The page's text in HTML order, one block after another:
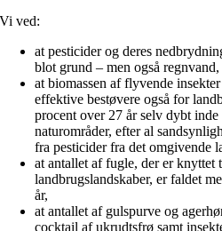
Vi ved:
at pesticider og deres
blot grund – men også regnvand,
at biomassen af flyvende
effektive bestøvere også for
procent over 27 år selv dybt
naturområder, efter al
fra pesticider fra det omgivende
at antallet af fugle, der er knyttet
landbrugslandskaber, er faldet
år,
at antallet af gulspurve og
cocktail af ukrudtsfrø samt